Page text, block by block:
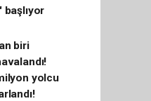
başlıyor
biri
yolcu